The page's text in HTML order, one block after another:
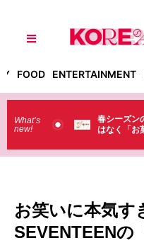
FOOD ENTERTAINMENT
What’s
new!
のセブンイ
春シーズン
はなく「お
お笑いに本気す
SEVENTEENの